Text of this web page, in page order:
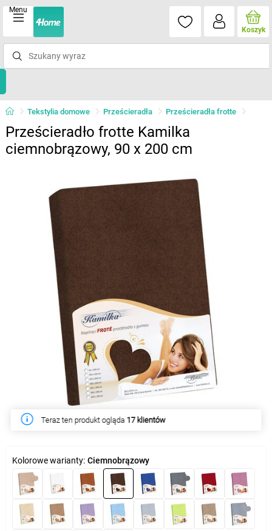
Menu
Koszyk
Tekstylia domowe Prześcieradła Prześcieradła frotte
Prześcieradło frotte Kamilka
ciemnobrązowy, 90 x 200 cm
Teraz ten produkt ogląda 17 klientów
W tym tygodniu produkt kupiło17 klientów
Kolorowe warianty: Ciemnobrązowy